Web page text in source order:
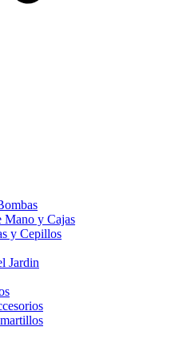
Mano y Cajas
y Cepillos
Jardin